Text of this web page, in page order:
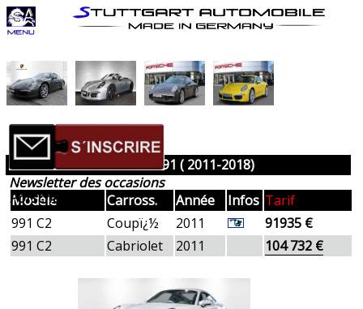
Newsletter des occasions
Porsche
Porsche 991 ( 2011-2018)
Modèle
Carross. Année Infos Tarif
991 C2
Coupï¿½ 2011
91935 €
991 C2
Cabriolet 2011 104 732 €